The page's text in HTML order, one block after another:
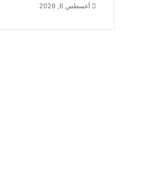
أغسطس 6, 2026